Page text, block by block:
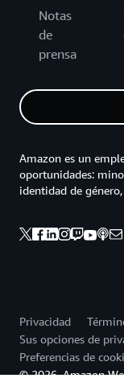
Notas
de
prensa
Amazon es un
oportunidades:
identidad de
Privacidad
Sus opciones de
Preferencias de
© 2026, Amazon